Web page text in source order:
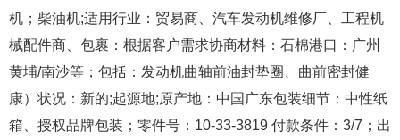
机；柴油机;适用行业： 贸易商、汽车发动机维修厂、工程机
械配件商、 包裹： 根据客户需求协商材料： 石棉港口： 广州
黄埔/南沙等； 包括： 发动机曲轴前油封垫圈、曲前密封健
康）状况： 新的;起源地;原产地： 中国广东包装细节： 中性纸
箱、授权品牌包装； 零件号： 10-33-3819 付款条件： 3/7；出